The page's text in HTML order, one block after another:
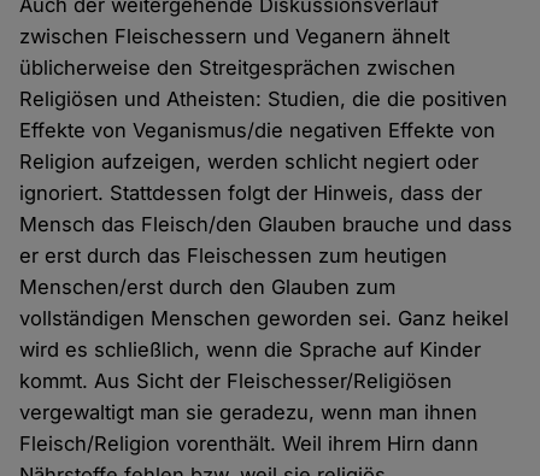
Auch der weitergehende Diskussionsverlauf
zwischen Fleischessern und Veganern ähnelt
üblicherweise den Streitgesprächen zwischen
Religiösen und Atheisten: Studien, die die positiven
Effekte von Veganismus/die negativen Effekte von
Religion aufzeigen, werden schlicht negiert oder
ignoriert. Stattdessen folgt der Hinweis, dass der
Mensch das Fleisch/den Glauben brauche und dass
er erst durch das Fleischessen zum heutigen
Menschen/erst durch den Glauben zum
vollständigen Menschen geworden sei. Ganz heikel
wird es schließlich, wenn die Sprache auf Kinder
kommt. Aus Sicht der Fleischesser/Religiösen
vergewaltigt man sie geradezu, wenn man ihnen
Fleisch/Religion vorenthält. Weil ihrem Hirn dann